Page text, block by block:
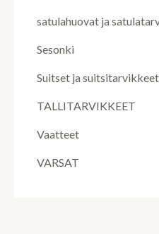
satulahuovat ja
Sesonki
Suitset ja suitsitarvikkeet
TALLITARVIKKEET
Vaatteet
VARSAT